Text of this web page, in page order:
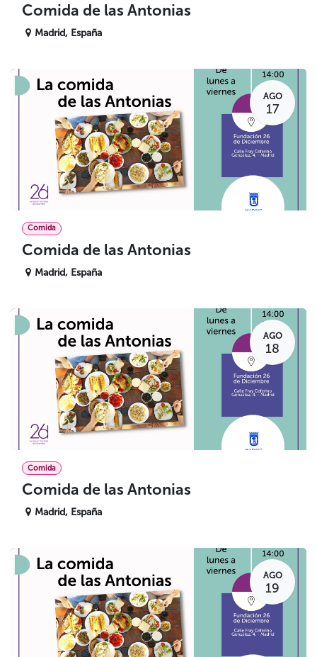
Comida de las Antonias
Madrid, España
AGO
17
Comida
Comida de las Antonias
Madrid, España
AGO
18
Comida
Comida de las Antonias
Madrid, España
AGO
19